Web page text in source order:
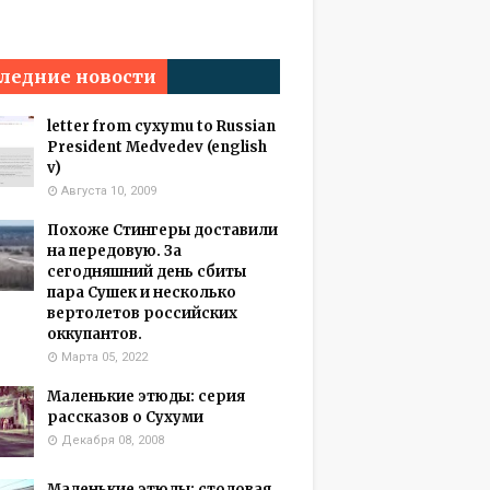
новости
letter from cyxymu to Russian
President Medvedev (english
v)
Августа 10, 2009
Похоже Стингеры доставили
на передовую. За
сегодняшний день сбиты
пара Сушек и несколько
вертолетов российских
оккупантов.
Марта 05, 2022
Маленькие этюды: серия
рассказов о Сухуми
Декабря 08, 2008